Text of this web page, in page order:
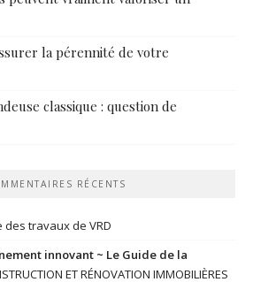
la pérennité de votre
classique : question de
RÉCENTS
des travaux de VRD
innovant ~ Le Guide de la
ET RÉNOVATION IMMOBILIÈRES